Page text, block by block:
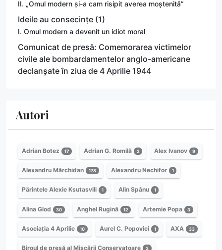
II. „Omul modern și-a cam risipit averea moștenită”
Ideile au consecințe (1)
I. Omul modern a devenit un idiot moral
Comunicat de presă: Comemorarea victimelor
civile ale bombardamentelor anglo-americane
declanșate în ziua de 4 Aprilie 1944
Autori
Adrian Botez 17 Adrian G. Romilă 2 Alex Ivanov 9
Alexandru Mărchidan 178 Alexandru Nechifor 1
Părintele Alexie Ksutasvili 1 Alin Spânu 1
Alina Glod 30 Anghel Rugină 12 Artemie Popa 3
Asociația 4 Aprilie 10 Aurel C. Popovici 1 AXA 33
Biroul de presă al Mișcării Conservatoare 3